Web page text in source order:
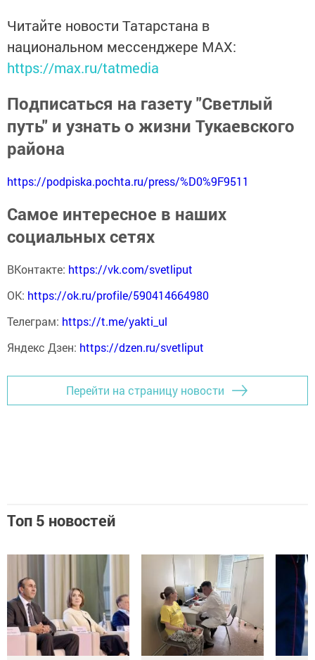
Читайте новости Татарстана в
национальном мессенджере MАХ:
https://max.ru/tatmedia
Подписаться на газету "Светлый
путь" и узнать о жизни Тукаевского
района
https://podpiska.pochta.ru/press/%D0%9F9511
Самое интересное в наших
социальных сетях
ВКонтакте: https://vk.com/svetliput
ОК: https://ok.ru/profile/590414664980
Телеграм: https://t.me/yakti_ul
Яндекс Дзен: https://dzen.ru/svetliput
Перейти на страницу новости
Топ 5 новостей